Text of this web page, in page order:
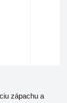
zápachu a